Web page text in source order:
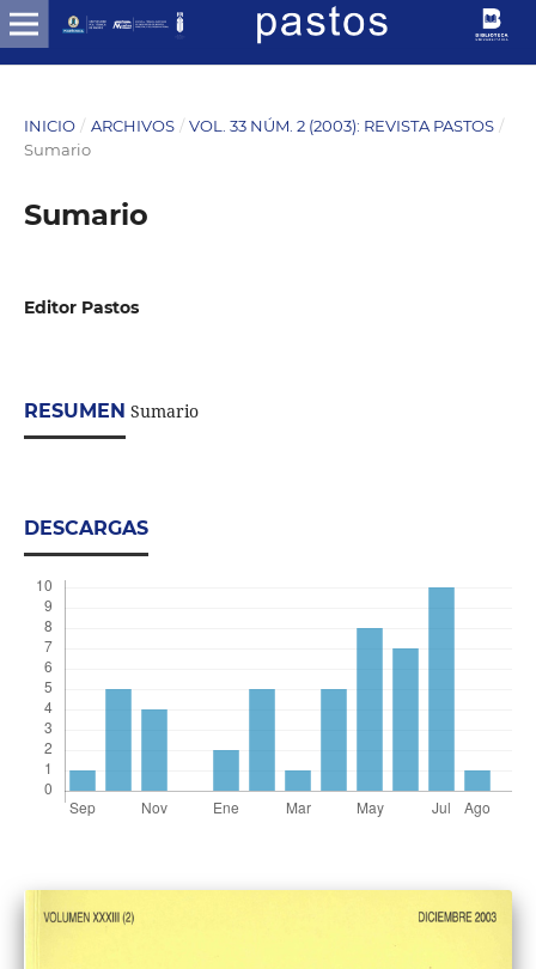
INICIO / ARCHIVOS / VOL. 33 NÚM. 2 (2003): REVISTA PASTOS /
Sumario
Sumario
Editor Pastos
RESUMEN Sumario
DESCARGAS